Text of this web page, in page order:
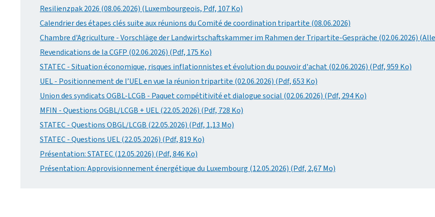
Resilienzpak 2026 (08.06.2026) (Luxembourgeois, Pdf, 107 Ko)
Calendrier des étapes clés suite aux réunions du Comité de coordination tripartite (08.06.2026)
Chambre d'Agriculture - Vorschläge der Landwirtschaftskammer im Rahmen der Tripartite-Gespräche (02.06.2026)
Revendications de la CGFP (02.06.2026) (Pdf, 175 Ko)
STATEC - Situation économique, risques inflationnistes et évolution du pouvoir d'achat (02.06.2026) (Pdf, 959 Ko)
UEL - Positionnement de l’UEL en vue la réunion tripartite (02.06.2026) (Pdf, 653 Ko)
Union des syndicats OGBL-LCGB - Paquet compétitivité et dialogue social (02.06.2026) (Pdf, 294 Ko)
MFIN - Questions OGBL/LCGB + UEL (22.05.2026) (Pdf, 728 Ko)
STATEC - Questions OBGL/LCGB (22.05.2026) (Pdf, 1,13 Mo)
STATEC - Questions UEL (22.05.2026) (Pdf, 819 Ko)
Présentation: STATEC (12.05.2026) (Pdf, 846 Ko)
Présentation: Approvisionnement énergétique du Luxembourg (12.05.2026) (Pdf, 2,67 Mo)